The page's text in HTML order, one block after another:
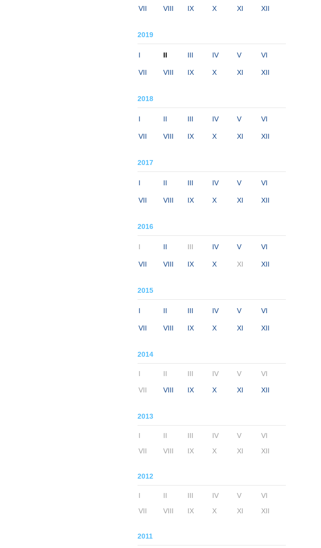
VII VIII IX X XI XII
2019
I II III IV V VI
VII VIII IX X XI XII
2018
I II III IV V VI
VII VIII IX X XI XII
2017
I II III IV V VI
VII VIII IX X XI XII
2016
I II III IV V VI
VII VIII IX X XI XII
2015
I II III IV V VI
VII VIII IX X XI XII
2014
I II III IV V VI
VII VIII IX X XI XII
2013
I II III IV V
VI
VII
VIII IX X XI XII
2012
I II III IV V
VI
VII
VIII IX X XI XII
2011